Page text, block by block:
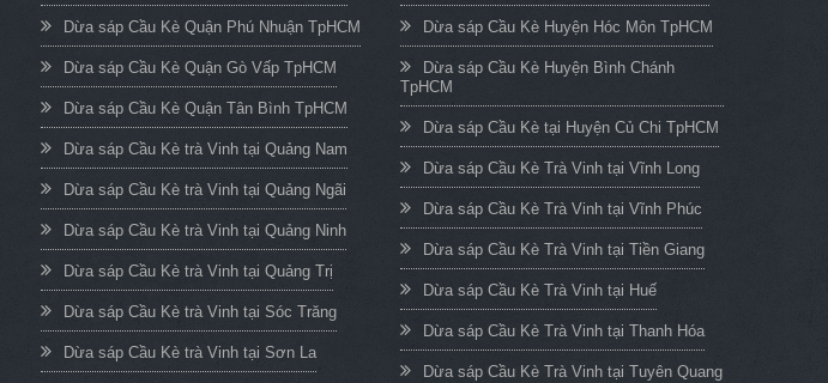
Dừa sáp Cầu Kè Quận Phú Nhuận TpHCM
Dừa sáp Cầu Kè Quận Gò Vấp TpHCM
Dừa sáp Cầu Kè Quận Tân Bình TpHCM
Dừa sáp Cầu Kè trà Vinh tại Quảng Nam
Dừa sáp Cầu Kè trà Vinh tại Quảng Ngãi
Dừa sáp Cầu Kè trà Vinh tại Quảng Ninh
Dừa sáp Cầu Kè trà Vinh tại Quảng Trị
Dừa sáp Cầu Kè trà Vinh tại Sóc Trăng
Dừa sáp Cầu Kè trà Vinh tại Sơn La
Dừa sáp Cầu Kè Huyện Hóc Môn TpHCM
Dừa sáp Cầu Kè Huyện Bình Chánh
TpHCM
Dừa sáp Cầu Kè tại Huyện Củ Chi TpHCM
Dừa sáp Cầu Kè Trà Vinh tại Vĩnh Long
Dừa sáp Cầu Kè Trà Vinh tại Vĩnh Phúc
Dừa sáp Cầu Kè Trà Vinh tại Tiền Giang
Dừa sáp Cầu Kè Trà Vinh tại Huế
Dừa sáp Cầu Kè Trà Vinh tại Thanh Hóa
Dừa sáp Cầu Kè Trà Vinh tại Tuyên Quang